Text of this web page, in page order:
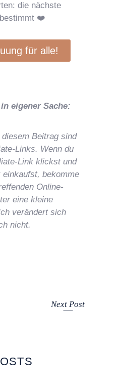
die nächste
❤️
für alle!
eigener Sache:
Beitrag sind
Links. Wenn du
Link klickst und
einkaufst, bekomme
Online-
eine kleine
verändert sich
nicht.
Next Post